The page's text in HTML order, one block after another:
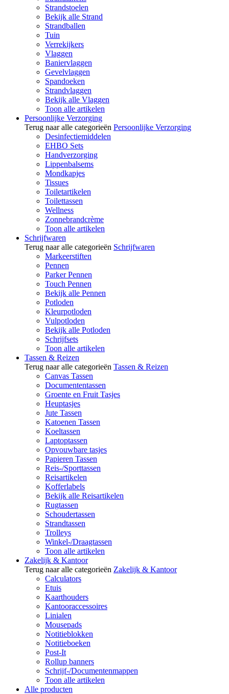
Strandstoelen
Bekijk alle Strand
Strandballen
Tuin
Verrekijkers
Vlaggen
Baniervlaggen
Gevelvlaggen
Spandoeken
Strandvlaggen
Bekijk alle Vlaggen
Toon alle artikelen
Persoonlijke Verzorging
Terug naar alle categorieën Persoonlijke Verzorging
Desinfectiemiddelen
EHBO Sets
Handverzorging
Lippenbalsems
Mondkapjes
Tissues
Toiletartikelen
Toilettassen
Wellness
Zonnebrandcrème
Toon alle artikelen
Schrijfwaren
Terug naar alle categorieën Schrijfwaren
Markeerstiften
Pennen
Parker Pennen
Touch Pennen
Bekijk alle Pennen
Potloden
Kleurpotloden
Vulpotloden
Bekijk alle Potloden
Schrijfsets
Toon alle artikelen
Tassen & Reizen
Terug naar alle categorieën Tassen & Reizen
Canvas Tassen
Documententassen
Groente en Fruit Tasjes
Heuptasjes
Jute Tassen
Katoenen Tassen
Koeltassen
Laptoptassen
Opvouwbare tasjes
Papieren Tassen
Reis-/Sporttassen
Reisartikelen
Kofferlabels
Bekijk alle Reisartikelen
Rugtassen
Schoudertassen
Strandtassen
Trolleys
Winkel-/Draagtassen
Toon alle artikelen
Zakelijk & Kantoor
Terug naar alle categorieën Zakelijk & Kantoor
Calculators
Etuis
Kaarthouders
Kantooraccessoires
Linialen
Mousepads
Notitieblokken
Notitieboeken
Post-It
Rollup banners
Schrijf-/Documentenmappen
Toon alle artikelen
Alle producten